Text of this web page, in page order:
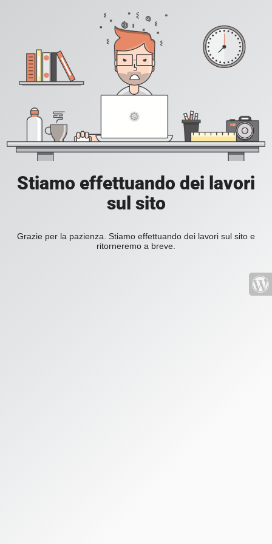
Stiamo effettuando dei lavori
sul sito
Grazie per la pazienza. Stiamo effettuando dei lavori sul sito e
ritorneremo a breve.